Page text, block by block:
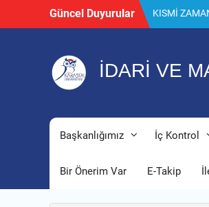
Güncel Duyurular
KISMİ
Lojman
İDARİ VE
Başkanlığımız İç Kontrol
Bir Önerim Var E-Takip